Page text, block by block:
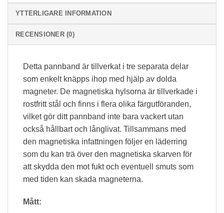
YTTERLIGARE INFORMATION
RECENSIONER (0)
Detta pannband är tillverkat i tre separata delar
som enkelt knäpps ihop med hjälp av dolda
magneter. De magnetiska hylsorna är tillverkade i
rostfritt stål och finns i flera olika färgutföranden,
vilket gör ditt pannband inte bara vackert utan
också hållbart och långlivat. Tillsammans med
den magnetiska infattningen följer en läderring
som du kan trä över den magnetiska skarven för
att skydda den mot fukt och eventuell smuts som
med tiden kan skada magneterna.
Mått: